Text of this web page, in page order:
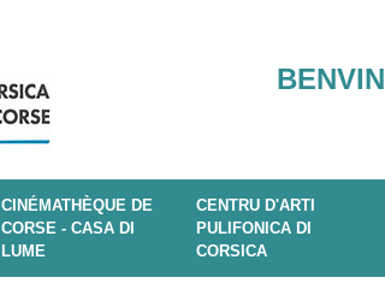
CINÉMATHÈQUE DE
CORSE - CASA DI
LUME
CENTRU D'ARTI
PULIFONICA DI
CORSICA